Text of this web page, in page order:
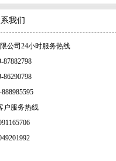
我们
公司24小时服务热线
87882798
86290798
888985595
户服务热线